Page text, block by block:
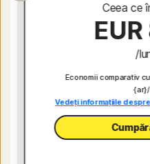
Ceea ce
/
Economii comparativ
Vedeți informațiile